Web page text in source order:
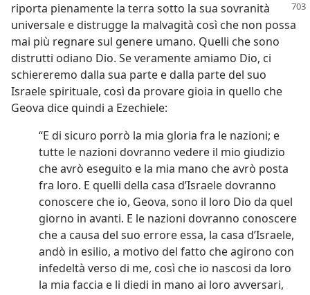
riporta pienamente la terra sotto la sua sovranità
universale e distrugge la malvagità così che non possa
mai più regnare sul genere umano. Quelli che sono
distrutti odiano Dio. Se veramente amiamo Dio, ci
schiereremo dalla sua parte e dalla parte del suo
Israele spirituale, così da provare gioia in quello che
Geova dice quindi a Ezechiele:
“E di sicuro porrò la mia gloria fra le nazioni; e
tutte le nazioni dovranno vedere il mio giudizio
che avrò eseguito e la mia mano che avrò posta
fra loro. E quelli della casa d’Israele dovranno
conoscere che io, Geova, sono il loro Dio da quel
giorno in avanti. E le nazioni dovranno conoscere
che a causa del suo errore essa, la casa d’Israele,
andò in esilio, a motivo del fatto che agirono con
infedeltà verso di me, così che io nascosi da loro
la mia faccia e li diedi in mano ai loro avversari,